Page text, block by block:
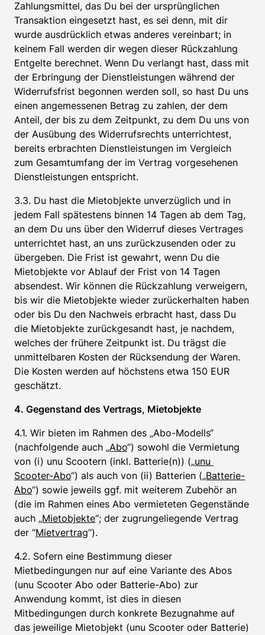
Zahlungsmittel, das Du bei der ursprünglichen
Transaktion eingesetzt hast, es sei denn, mit dir
wurde ausdrücklich etwas anderes vereinbart; in
keinem Fall werden dir wegen dieser Rückzahlung
Entgelte berechnet. Wenn Du verlangt hast, dass mit
der Erbringung der Dienstleistungen während der
Widerrufsfrist begonnen werden soll, so hast Du uns
einen angemessenen Betrag zu zahlen, der dem
Anteil, der bis zu dem Zeitpunkt, zu dem Du uns von
der Ausübung des Widerrufsrechts unterrichtest,
bereits erbrachten Dienstleistungen im Vergleich
zum Gesamtumfang der im Vertrag vorgesehenen
Dienstleistungen entspricht.
3.3. Du hast die Mietobjekte unverzüglich und in
jedem Fall spätestens binnen 14 Tagen ab dem Tag,
an dem Du uns über den Widerruf dieses Vertrages
unterrichtet hast, an uns zurückzusenden oder zu
übergeben. Die Frist ist gewahrt, wenn Du die
Mietobjekte vor Ablauf der Frist von 14 Tagen
absendest. Wir können die Rückzahlung verweigern,
bis wir die Mietobjekte wieder zurückerhalten haben
oder bis Du den Nachweis erbracht hast, dass Du
die Mietobjekte zurückgesandt hast, je nachdem,
welches der frühere Zeitpunkt ist. Du trägst die
unmittelbaren Kosten der Rücksendung der Waren.
Die Kosten werden auf höchstens etwa 150 EUR
geschätzt.
4. Gegenstand des Vertrags, Mietobjekte
4.1. Wir bieten im Rahmen des „Abo-Modells“
(nachfolgende auch „Abo“) sowohl die Vermietung
von (i) unu Scootern (inkl. Batterie(n)) („unu
Scooter-Abo“) als auch von (ii) Batterien („Batterie-
Abo“) sowie jeweils ggf. mit weiterem Zubehör an
(die im Rahmen eines Abo vermieteten Gegenstände
auch „Mietobjekte“; der zugrungeliegende Vertrag
der “Mietvertrag”).
4.2. Sofern eine Bestimmung dieser
Mietbedingungen nur auf eine Variante des Abos
(unu Scooter Abo oder Batterie-Abo) zur
Anwendung kommt, ist dies in diesen
Mitbedingungen durch konkrete Bezugnahme auf
das jeweilige Mietobjekt (unu Scooter oder Batterie)